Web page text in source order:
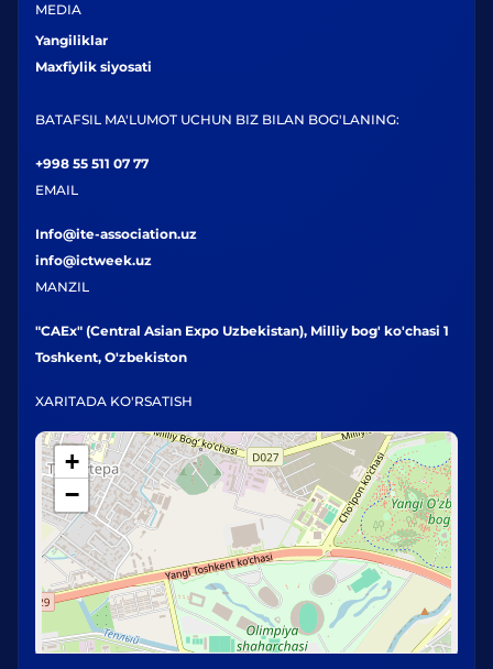
MEDIA
Yangiliklar
Maxfiylik siyosati
BATAFSIL MA'LUMOT UCHUN BIZ BILAN BOG'LANING:
+998 55 511 07 77
EMAIL
Info@ite-association.uz
info@ictweek.uz
MANZIL
"CAEx" (Central Asian Expo Uzbekistan), Milliy bog' ko'chasi 1
Toshkent, O'zbekiston
XARITADA KO'RSATISH
+
−